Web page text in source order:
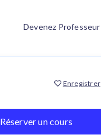
Devenez Professeur
Enregistrer
Réserver un cours